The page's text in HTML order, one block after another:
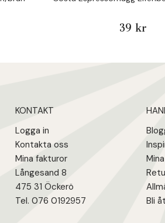
39 kr
KONTAKT
Logga in
Kontakta oss
Mina fakturor
Långesand 8
475 31 Öckerö
Tel. 076 0192957
Bli